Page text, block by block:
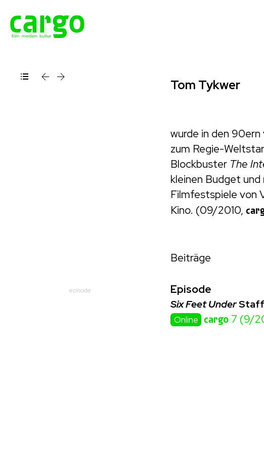
Tom Tykwer
wurde in den
zum Regie-
Blockbuster The
kleinen Budget
Filmfestspiele von
Kino. (09/2010,
Beiträge
episode Episode
Six Feet Under
Online cargo 7 (9/